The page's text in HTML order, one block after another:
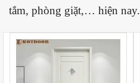
tắm, phòng giặt,… hiện nay.